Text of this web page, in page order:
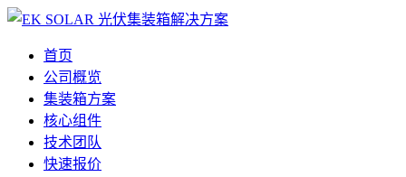
首页
公司概览
集装箱方案
核心组件
技术团队
快速报价